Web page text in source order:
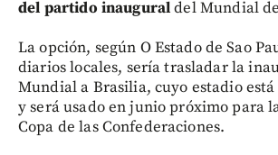
del partido inauguraldel Mundial
La opción, según O Estado de Sao
diarios locales, sería trasladar la
Mundial a Brasilia, cuyo estadio
y será usado en junio próximo para
Copa de las Confederaciones.